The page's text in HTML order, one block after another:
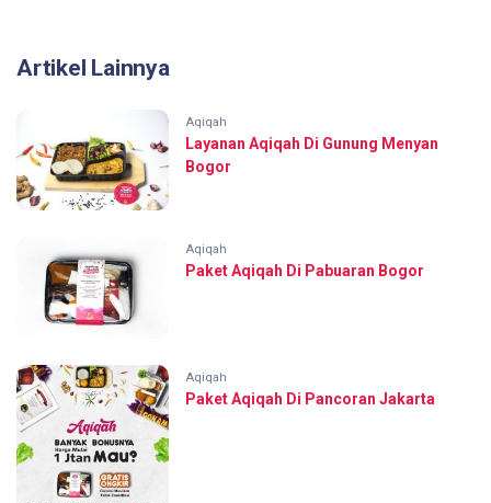
Artikel Lainnya
Aqiqah
Layanan Aqiqah Di Gunung Menyan
Bogor
Aqiqah
Paket Aqiqah Di Pabuaran Bogor
Aqiqah
Paket Aqiqah Di Pancoran Jakarta